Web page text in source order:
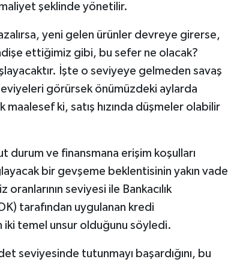
şeklinde yönetilir.
yeni gelen ürünler devreye girerse,
ettiğimiz gibi, bu sefer ne olacak?
İşte o seviyeye gelmeden savaş
görürsek önümüzdeki aylarda
maalesef ki, satış hızında düşmeler olabilir
durum ve finansmana erişim koşulları
bir gevşeme beklentisinin yakın vade
seviyesi ile Bankacılık
tarafından uygulanan kredi
iki temel unsur olduğunu söyledi.
seviyesinde tutunmayı başardığını, bu